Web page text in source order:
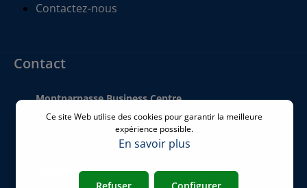
Contactez-nous
Contact
Montparnasse Business Centre
140 bis Rue de Rennes
Téléphone:+33 01 77 62 46 24
Ce site Web utilise des cookies pour garantir la meilleure
expérience possible.
En savoir plus